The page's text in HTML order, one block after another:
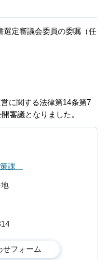
選定審議会委員の委嘱（任
に関する法律第14条第7
審議となりました。
策課